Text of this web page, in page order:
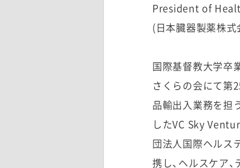
President of
(日本臓器製薬株
国際基督教大学卒
さくらの会にて第
品輸出入業務を担
したVC Sky
団法人国際ヘルス
携し、ヘルスケア